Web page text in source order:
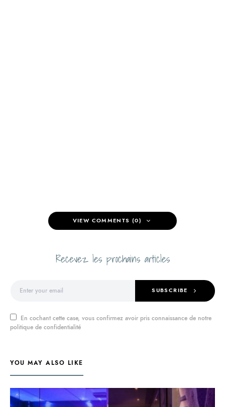
VIEW COMMENTS (0)
Recevez les prochains articles
SUBSCRIBE
En cochant cette case, vous confirmez avoir pris connaissance de notre
politique de confidentialité
YOU MAY ALSO LIKE